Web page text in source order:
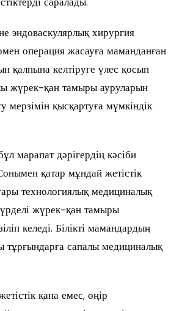
эндоваскулярлық хирургия
операция жасауға маманданған
қалпына келтіруге үлес қосып
жүрек-қан тамыры ауруларын
мерзімін қысқартуға мүмкіндік
марапат дәрігердің кәсіби
қатар мұндай жетістік
технологиялық медициналық
жүрек-қан тамыры
келеді. Білікті мамандардың
тұрғындарға сапалы медициналық
қана емес, өңір